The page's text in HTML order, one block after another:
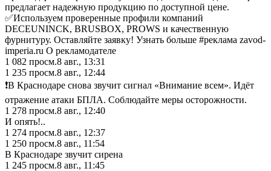
предлагает надежную продукцию по доступной цене.
✅Используем проверенные профили компаний
DECEUNINCK, BRUSBOX, PROWS и качественную
фурнитуру. Оставляйте заявку! Узнать больше #реклама zavod-
imperia.ru О рекламодателе
1 082 просм.8 авг., 13:31
1 235 просм.8 авг., 12:44
❗️В Краснодаре снова звучит сигнал «Внимание всем». Идёт
отражение атаки БПЛА. Соблюдайте меры осторожности.
1 278 просм.8 авг., 12:40
И опять!..
1 274 просм.8 авг., 12:37
1 250 просм.8 авг., 11:54
В Краснодаре звучит сирена
1 245 просм.8 авг., 11:45